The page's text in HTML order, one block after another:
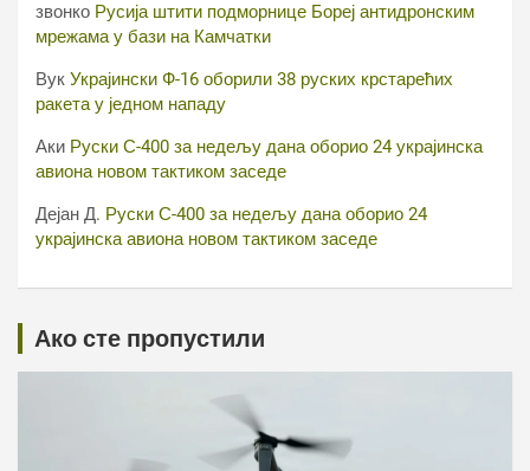
звонко Русија штити подморнице Бореј антидронским
мрежама у бази на Камчатки
Вук Украјински Ф-16 оборили 38 руских крстарећих
ракета у једном нападу
Аки Руски С-400 за недељу дана оборио 24 украјинска
авиона новом тактиком заседе
Дејан Д. Руски С-400 за недељу дана оборио 24
украјинска авиона новом тактиком заседе
Ако сте пропустили